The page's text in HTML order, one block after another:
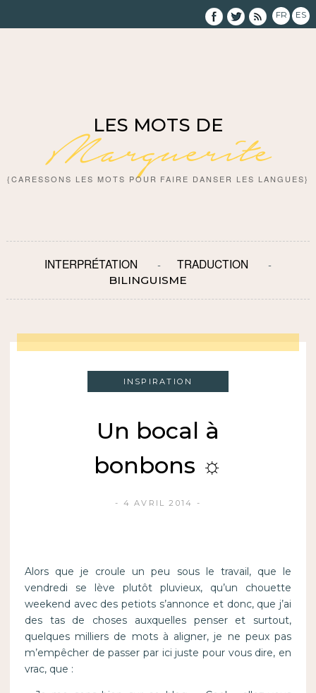
FR ES
LES MOTS DE
Marguerite
{CARESSONS LES MOTS POUR FAIRE DANSER LES LANGUES}
INTERPRÉTATION TRADUCTION
BILINGUISME
INSPIRATION
Un bocal à
bonbons ☼
4 AVRIL 2014
Alors que je croule un peu sous le travail, que le
vendredi se lève plutôt pluvieux, qu’un chouette
weekend avec des petiots s’annonce et donc, que j’ai
des tas de choses auxquelles penser et surtout,
quelques milliers de mots à aligner, je ne peux pas
m’empêcher de passer par ici juste pour vous dire, en
vrac, que :